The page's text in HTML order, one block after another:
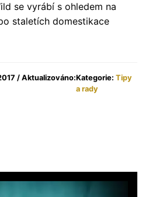
se vyrábí s ohledem na
staletích domestikace
/ Aktualizováno:Kategorie:Tipy
a rady